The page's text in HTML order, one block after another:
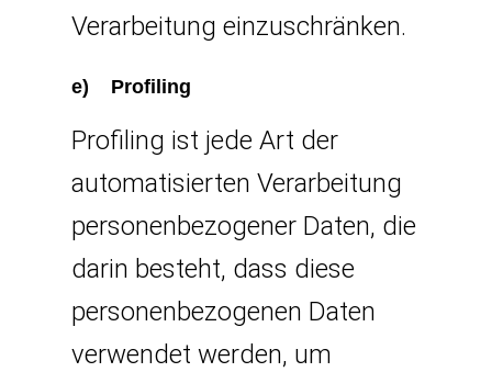
Verarbeitung einzuschränken.
e) Profiling
Profiling ist jede Art der
automatisierten Verarbeitung
personenbezogener Daten, die
darin besteht, dass diese
personenbezogenen Daten
verwendet werden, um